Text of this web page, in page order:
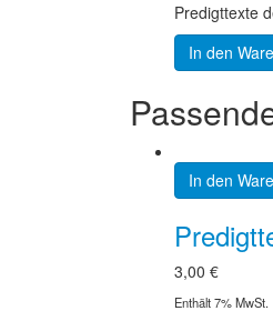
Predigttexte
In den
In den
3,00 €
Enthält 7% MwSt.